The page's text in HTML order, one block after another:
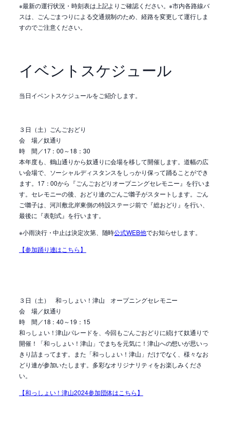
※最新の運行状況・時刻表は上記よりご確認ください。※市内各路線バ
スは、ごんごまつりによる交通規制のため、経路を変更して運行しま
すのでご注意ください。
イベントスケジュール
当日イベントスケジュールをご紹介します。
３日（土）ごんごおどり
会 場／奴通り
時 間／17：00～18：30
本年度も、鶴山通りから奴通りに会場を移して開催します。道幅の広
い会場で、ソーシャルディスタンスをしっかり保って踊ることができ
ます。17：00から『ごんごおどりオープニングセレモニー』を行いま
す。セレモニーの後、おどり連のごんご囃子がスタートします。ごん
ご囃子は、河川敷北岸東側の特設ステージ前で『総おどり』を行い、
最後に『表彰式』を行います。
※小雨決行・中止は決定次第、随時公式WEB他でお知らせします。
【参加踊り連はこちら】
３日（土） 和っしょい！津山 オープニングセレモニー
会 場／奴通り
時 間／18：40～19：15
和っしょい！津山パレードを、今回もごんごおどりに続けて奴通りで
開催！「和っしょい！津山」でまちを元気に！津山への想いが思いっ
きり詰まってます。また「和っしょい！津山」だけでなく、様々なお
どり連が参加いたします。多彩なオリジナリティをお楽しみくださ
い。
【和っしょい！津山2024参加団体はこちら】